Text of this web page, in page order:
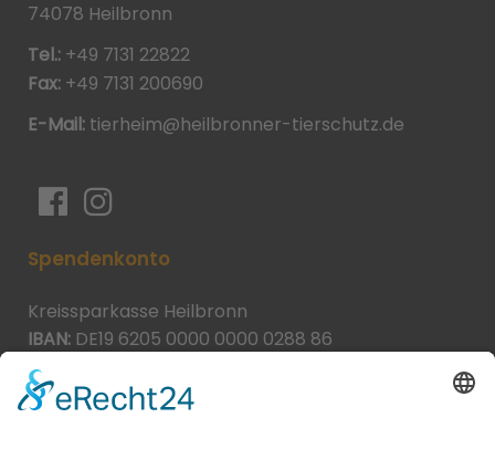
74078 Heilbronn
Tel.: +49 7131 22822
Fax: +49 7131 200690
E-Mail: tierheim@heilbronner-tierschutz.de
Spendenkonto
Kreissparkasse Heilbronn
IBAN: DE19 6205 0000 0000 0288 86
BIC: